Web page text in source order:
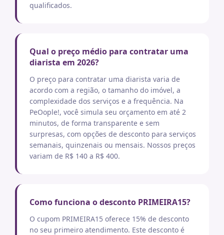
qualificados.
Qual o preço médio para contratar uma
diarista em 2026?
O preço para contratar uma diarista varia de
acordo com a região, o tamanho do imóvel, a
complexidade dos serviços e a frequência. Na
PeOople!, você simula seu orçamento em até 2
minutos, de forma transparente e sem
surpresas, com opções de desconto para serviços
semanais, quinzenais ou mensais. Nossos preços
variam de R$ 140 a R$ 400.
Como funciona o desconto PRIMEIRA15?
O cupom PRIMEIRA15 oferece 15% de desconto
no seu primeiro atendimento. Este desconto é